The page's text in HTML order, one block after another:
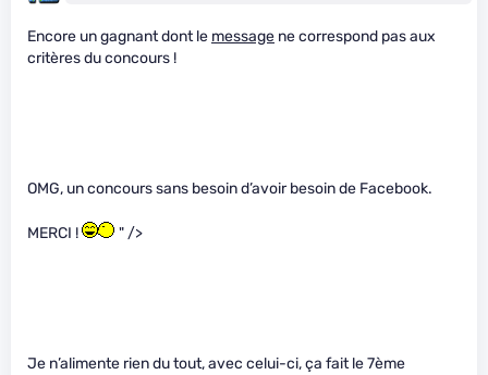
Encore un gagnant dont le message ne correspond pas aux
critères du concours !
OMG, un concours sans besoin d’avoir besoin de Facebook.
MERCI ! " />
Je n’alimente rien du tout, avec celui-ci, ça fait le 7ème